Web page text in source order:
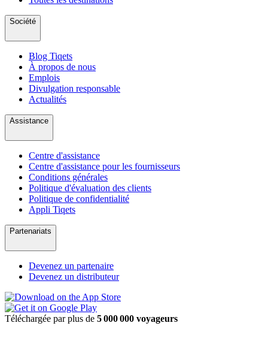
Société
Blog Tiqets
À propos de nous
Emplois
Divulgation responsable
Actualités
Assistance
Centre d'assistance
Centre d'assistance pour les fournisseurs
Conditions générales
Politique d'évaluation des clients
Politique de confidentialité
Appli Tiqets
Partenariats
Devenez un partenaire
Devenez un distributeur
Téléchargée par plus de 5 000 000 voyageurs